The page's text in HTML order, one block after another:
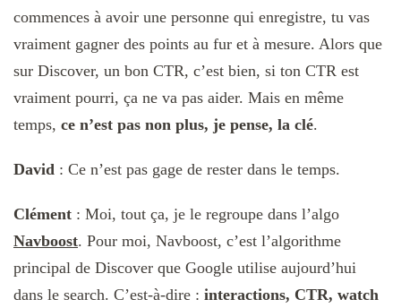
commences à avoir une personne qui enregistre, tu vas
vraiment gagner des points au fur et à mesure. Alors que
sur Discover, un bon CTR, c’est bien, si ton CTR est
vraiment pourri, ça ne va pas aider. Mais en même
temps, ce n’est pas non plus, je pense, la clé.
David : Ce n’est pas gage de rester dans le temps.
Clément : Moi, tout ça, je le regroupe dans l’algo
Navboost. Pour moi, Navboost, c’est l’algorithme
principal de Discover que Google utilise aujourd’hui
dans le search. C’est-à-dire : interactions, CTR, watch